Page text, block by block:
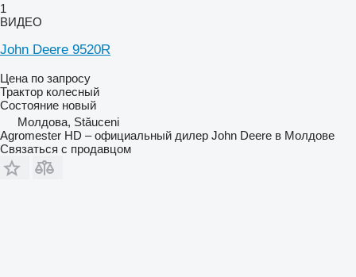
1
ВИДЕО
John Deere 9520R
Цена по запросу
Трактор колесный
Состояние новый
Молдова, Stăuceni
Agromester HD – официальный дилер John Deere в Молдове
Связаться с продавцом